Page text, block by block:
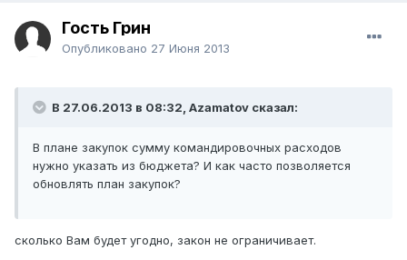
Гость Грин
Опубликовано 27 Июня 2013
В 27.06.2013 в 08:32, Azamatov сказал:
В плане закупок сумму командировочных расходов
нужно указать из бюджета? И как часто позволяется
обновлять план закупок?
сколько Вам будет угодно, закон не ограничивает.